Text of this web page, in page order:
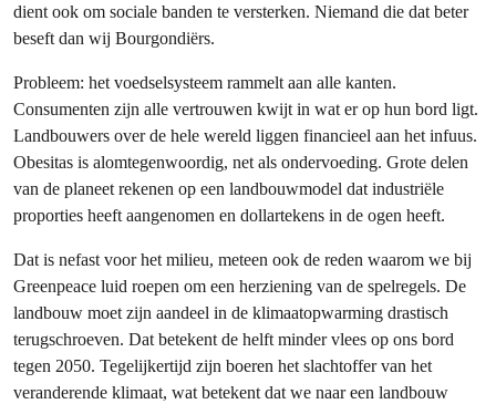
dient ook om sociale banden te versterken. Niemand die dat beter
beseft dan wij Bourgondiërs.
Probleem: het voedselsysteem rammelt aan alle kanten.
Consumenten zijn alle vertrouwen kwijt in wat er op hun bord ligt.
Landbouwers over de hele wereld liggen financieel aan het infuus.
Obesitas is alomtegenwoordig, net als ondervoeding. Grote delen
van de planeet rekenen op een landbouwmodel dat industriële
proporties heeft aangenomen en dollartekens in de ogen heeft.
Dat is nefast voor het milieu, meteen ook de reden waarom we bij
Greenpeace luid roepen om een herziening van de spelregels. De
landbouw moet zijn aandeel in de klimaatopwarming drastisch
terugschroeven. Dat betekent de helft minder vlees op ons bord
tegen 2050. Tegelijkertijd zijn boeren het slachtoffer van het
veranderende klimaat, wat betekent dat we naar een landbouw